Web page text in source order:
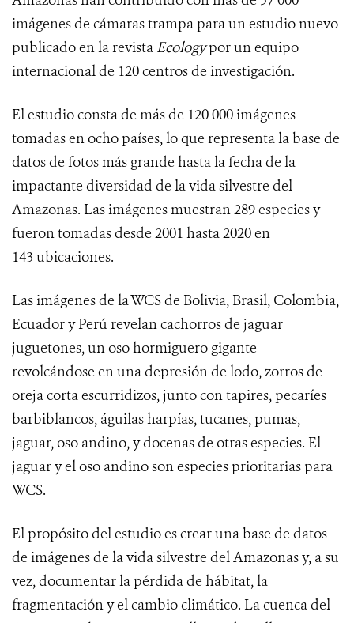
imágenes de cámaras trampa para un estudio nuevo
publicado en la revista Ecologypor un equipo
internacional de 120 centros de investigación.
El estudio consta de más de 120 000 imágenes
tomadas en ocho países, lo que representa la base de
datos de fotos más grande hasta la fecha de la
impactante diversidad de la vida silvestre del
Amazonas. Las imágenes muestran 289 especies y
fueron tomadas desde 2001 hasta 2020 en
143 ubicaciones.
Las imágenes de la WCS de Bolivia, Brasil, Colombia,
Ecuador y Perú revelan cachorros de jaguar
juguetones, un oso hormiguero gigante
revolcándose en una depresión de lodo, zorros de
oreja corta escurridizos, junto con tapires, pecaríes
barbiblancos, águilas harpías, tucanes, pumas,
jaguar, oso andino, y docenas de otras especies. El
jaguar y el oso andino son especies prioritarias para
WCS.
El propósito del estudio es crear una base de datos
de imágenes de la vida silvestre del Amazonas y, a su
vez, documentar la pérdida de hábitat, la
fragmentación y el cambio climático. La cuenca del